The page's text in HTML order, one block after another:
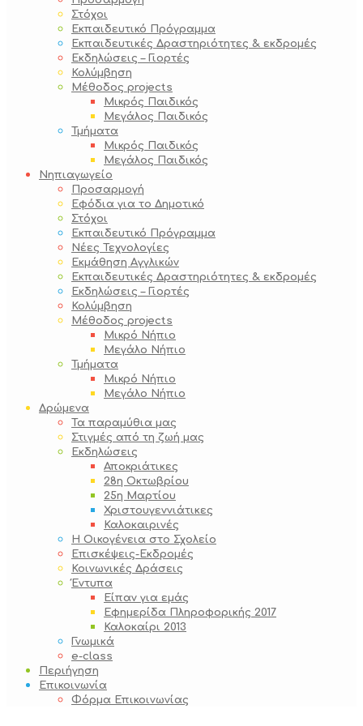
Στόχοι
Εκπαιδευτικό Πρόγραμμα
Εκπαιδευτικές Δραστηριότητες & εκδρομές
Εκδηλώσεις – Γιορτές
Κολύμβηση
Μέθοδος projects
Μικρός Παιδικός
Μεγάλος Παιδικός
Τμήματα
Μικρός Παιδικός
Μεγάλος Παιδικός
Νηπιαγωγείο
Προσαρμογή
Εφόδια για το Δημοτικό
Στόχοι
Εκπαιδευτικό Πρόγραμμα
Νέες Τεχνολογίες
Εκμάθηση Αγγλικών
Εκπαιδευτικές Δραστηριότητες & εκδρομές
Εκδηλώσεις – Γιορτές
Κολύμβηση
Μέθοδος projects
Μικρό Νήπιο
Μεγάλο Νήπιο
Τμήματα
Μικρό Νήπιο
Μεγάλο Νήπιο
Δρώμενα
Τα παραμύθια μας
Στιγμές από τη ζωή μας
Εκδηλώσεις
Αποκριάτικες
28η Οκτωβρίου
25η Μαρτίου
Χριστουγεννιάτικες
Καλοκαιρινές
Η Οικογένεια στο Σχολείο
Επισκέψεις-Εκδρομές
Κοινωνικές Δράσεις
Έντυπα
Είπαν για εμάς
Εφημερίδα Πληροφορικής 2017
Καλοκαίρι 2013
Γνωμικά
e-class
Περιήγηση
Επικοινωνία
Φόρμα Επικοινωνίας